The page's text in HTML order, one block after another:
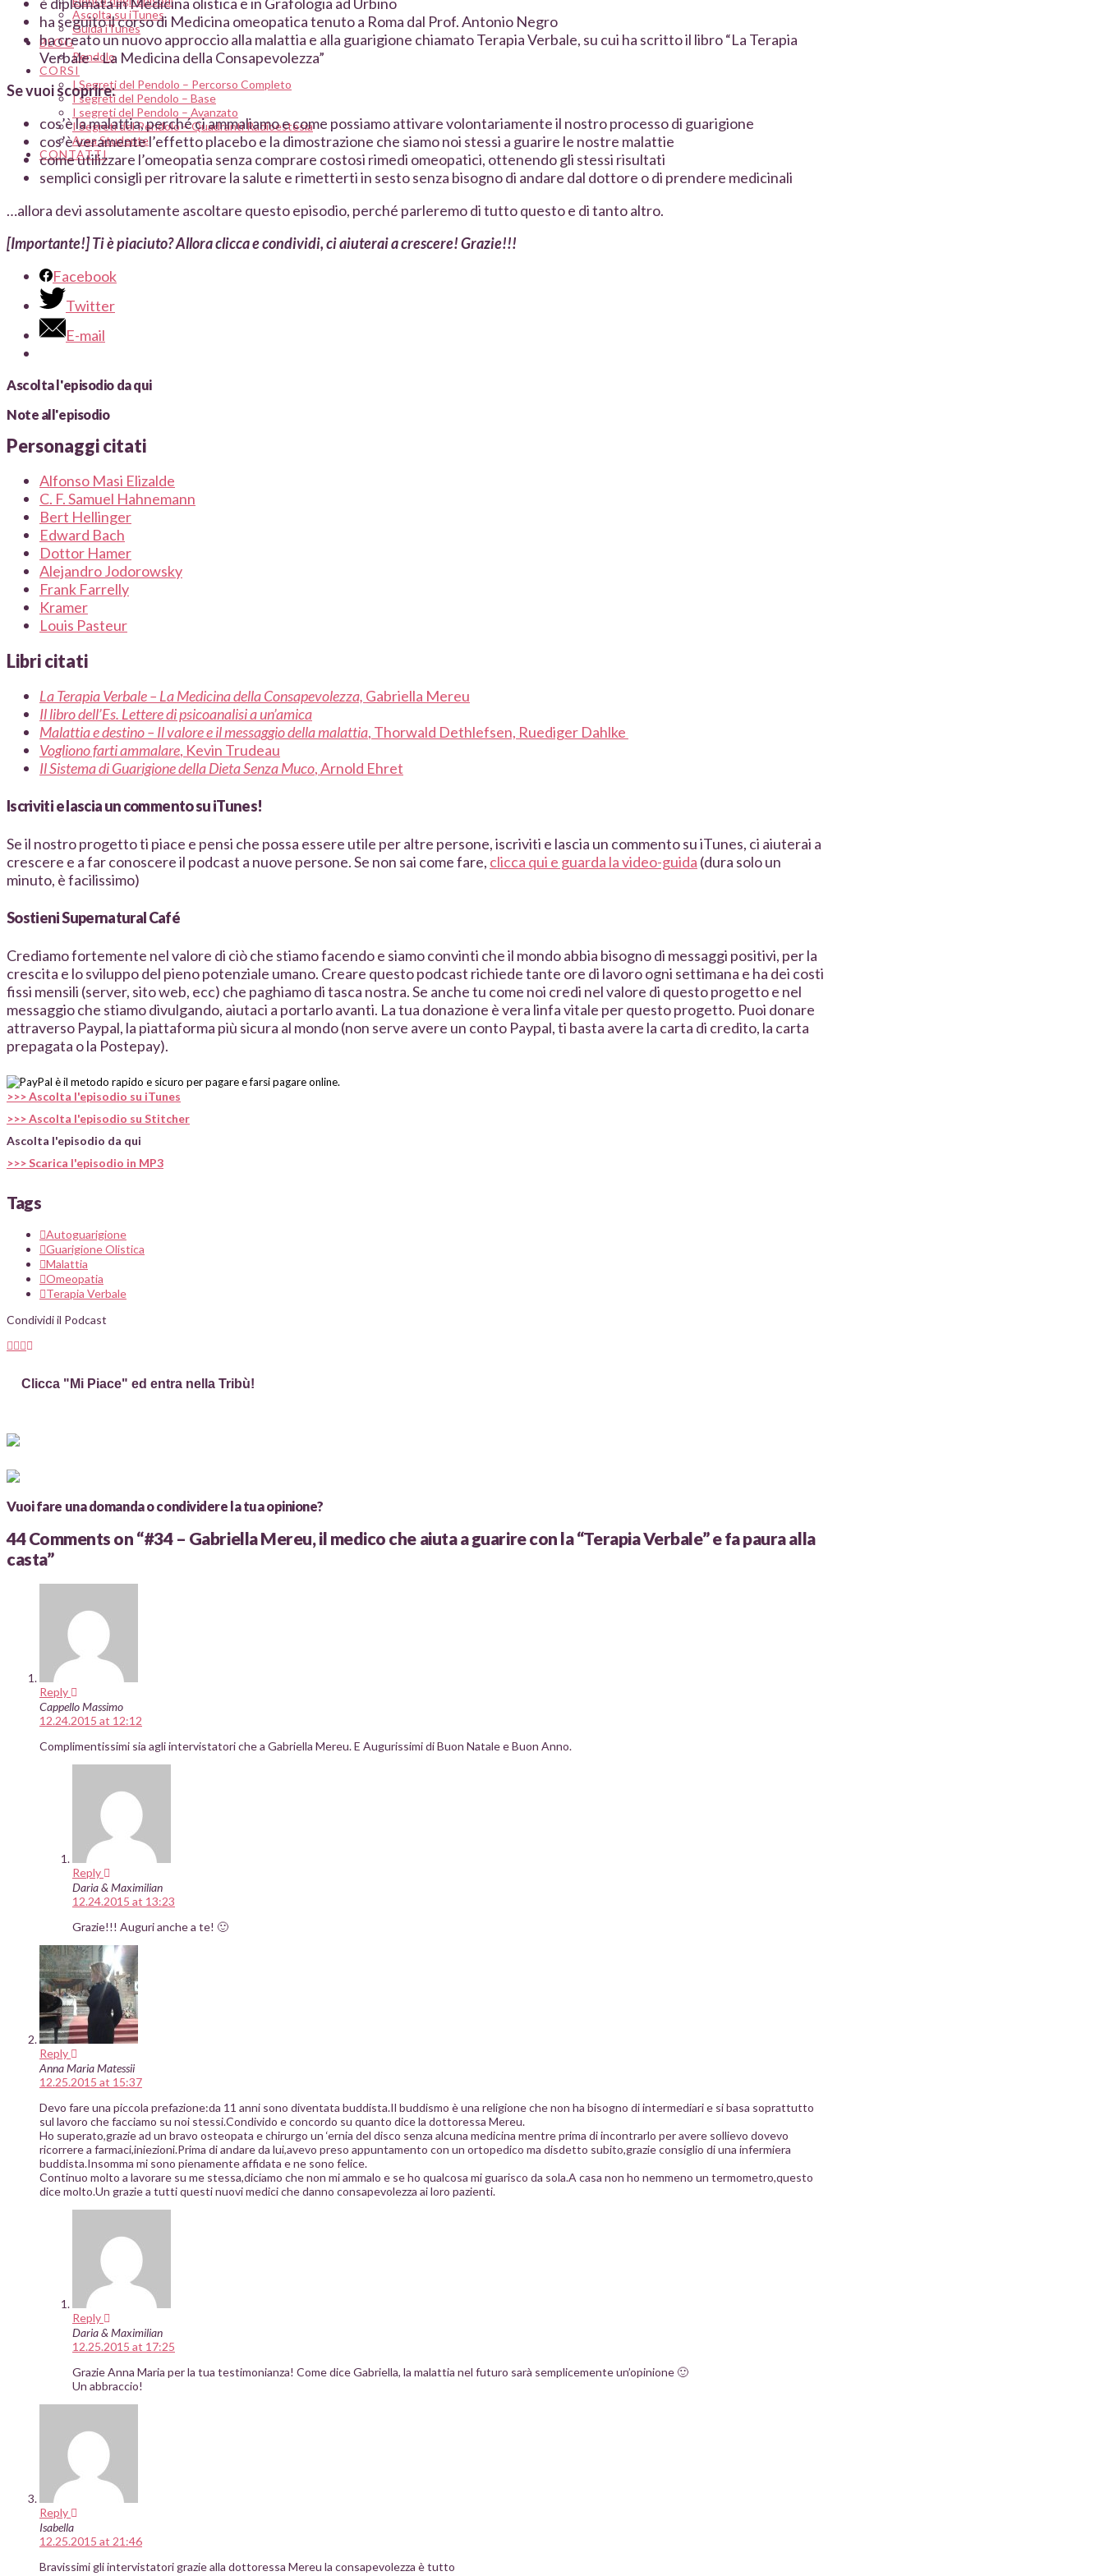
Ascolta su iTunes
Guida iTunes
BLOG
Pendolo
CORSI
I Segreti del Pendolo – Percorso Completo
I segreti del Pendolo – Base
I segreti del Pendolo – Avanzato
I Segreti del Pendolo – Quadranti Radioestesia
Area Studente
CONTATTI
ha seguito il corso di Medicina omeopatica tenuto a Roma dal Prof. Antonio Negro
ha creato un nuovo approccio alla malattia e alla guarigione chiamato Terapia Verbale, su cui ha scritto il libro “La Terapia
Verbale – La Medicina della Consapevolezza”
Se vuoi scoprire:
cos’è la malattia, perché ci ammaliamo e come possiamo attivare volontariamente il nostro processo di guarigione
cos’è veramente l’effetto placebo e la dimostrazione che siamo noi stessi a guarire le nostre malattie
come utilizzare l’omeopatia senza comprare costosi rimedi omeopatici, ottenendo gli stessi risultati
semplici consigli per ritrovare la salute e rimetterti in sesto senza bisogno di andare dal dottore o di prendere medicinali
…allora devi assolutamente ascoltare questo episodio, perché parleremo di tutto questo e di tanto altro.
[Importante!] Ti è piaciuto? Allora clicca e condividi, ci aiuterai a crescere! Grazie!!!
Facebook
Twitter
E-mail
Ascolta l'episodio da qui
Note all'episodio
Personaggi citati
Alfonso Masi Elizalde
C. F. Samuel Hahnemann
Bert Hellinger
Edward Bach
Dottor Hamer
Alejandro Jodorowsky
Frank Farrelly
Kramer
Louis Pasteur
Libri citati
La Terapia Verbale – La Medicina della Consapevolezza, Gabriella Mereu
Il libro dell’Es. Lettere di psicoanalisi a un’amica
Malattia e destino – Il valore e il messaggio della malattia, Thorwald Dethlefsen, Ruediger Dahlke
Vogliono farti ammalare, Kevin Trudeau
Il Sistema di Guarigione della Dieta Senza Muco, Arnold Ehret
Iscriviti e lascia un commento su iTunes!
Se il nostro progetto ti piace e pensi che possa essere utile per altre persone, iscriviti e lascia un commento su iTunes, ci aiuterai a
crescere e a far conoscere il podcast a nuove persone. Se non sai come fare, clicca qui e guarda la video-guida (dura solo un
minuto, è facilissimo)
Sostieni Supernatural Café
Crediamo fortemente nel valore di ciò che stiamo facendo e siamo convinti che il mondo abbia bisogno di messaggi positivi, per la
crescita e lo sviluppo del pieno potenziale umano. Creare questo podcast richiede tante ore di lavoro ogni settimana e ha dei costi
fissi mensili (server, sito web, ecc) che paghiamo di tasca nostra. Se anche tu come noi credi nel valore di questo progetto e nel
messaggio che stiamo divulgando, aiutaci a portarlo avanti. La tua donazione è vera linfa vitale per questo progetto. Puoi donare
attraverso Paypal, la piattaforma più sicura al mondo (non serve avere un conto Paypal, ti basta avere la carta di credito, la carta
prepagata o la Postepay).
>>> Ascolta l'episodio su iTunes
>>> Ascolta l'episodio su Stitcher
Ascolta l'episodio da qui
>>> Scarica l'episodio in MP3
Tags
Autoguarigione
Guarigione Olistica
Malattia
Omeopatia
Terapia Verbale
Condividi il Podcast
Clicca "Mi Piace" ed entra nella Tribù!
Vuoi fare una domanda o condividere la tua opinione?
44 Comments on “#34 – Gabriella Mereu, il medico che aiuta a guarire con la “Terapia Verbale” e fa paura alla
casta”
Reply
Cappello Massimo
12.24.2015 at 12:12
Complimentissimi sia agli intervistatori che a Gabriella Mereu. E Augurissimi di Buon Natale e Buon Anno.
Reply
Daria & Maximilian
12.24.2015 at 13:23
Grazie!!! Auguri anche a te! 🙂
Reply
Anna Maria Matessii
12.25.2015 at 15:37
Devo fare una piccola prefazione:da 11 anni sono diventata buddista.Il buddismo è una religione che non ha bisogno di intermediari e si basa soprattutto
sul lavoro che facciamo su noi stessi.Condivido e concordo su quanto dice la dottoressa Mereu.
Ho superato,grazie ad un bravo osteopata e chirurgo un ‘ernia del disco senza alcuna medicina mentre prima di incontrarlo per avere sollievo dovevo
ricorrere a farmaci,iniezioni.Prima di andare da lui,avevo preso appuntamento con un ortopedico ma disdetto subito,grazie consiglio di una infermiera
buddista.Insomma mi sono pienamente affidata e ne sono felice.
Continuo molto a lavorare su me stessa,diciamo che non mi ammalo e se ho qualcosa mi guarisco da sola.A casa non ho nemmeno un termometro,questo
dice molto.Un grazie a tutti questi nuovi medici che danno consapevolezza ai loro pazienti.
Reply
Daria & Maximilian
12.25.2015 at 17:25
Grazie Anna Maria per la tua testimonianza! Come dice Gabriella, la malattia nel futuro sarà semplicemente un’opinione 🙂
Un abbraccio!
Reply
Isabella
12.25.2015 at 21:46
Bravissimi gli intervistatori grazie alla dottoressa Mereu la consapevolezza è tutto